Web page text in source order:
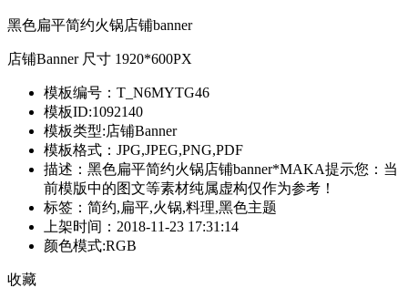
黑色扁平简约火锅店铺banner
店铺Banner 尺寸 1920*600PX
模板编号：T_N6MYTG46
模板ID:1092140
模板类型:店铺Banner
模板格式：JPG,JPEG,PNG,PDF
描述：黑色扁平简约火锅店铺banner*MAKA提示您：当
前模版中的图文等素材纯属虚构仅作为参考！
标签：简约,扁平,火锅,料理,黑色主题
上架时间：2018-11-23 17:31:14
颜色模式:RGB
收藏